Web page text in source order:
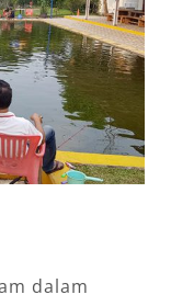
dalam